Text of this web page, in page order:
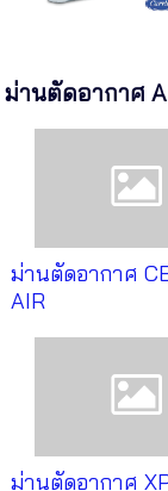
ม่านตัดอากาศ
ม่านตัดอากาศ
AIR
ม่านตัดอากาศ